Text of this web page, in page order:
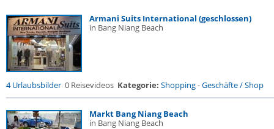
Armani Suits International (geschlossen)
in Bang Niang Beach
4 Urlaubsbilder 0 Reisevideos Kategorie: Shopping-Geschäfte / Shop
Markt Bang Niang Beach
in Bang Niang Beach